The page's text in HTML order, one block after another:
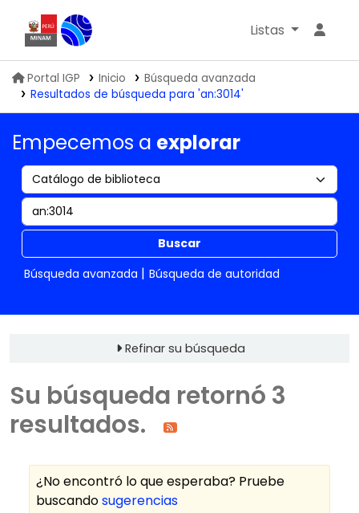
Biblioteca IGP
Listas
Portal IGP Inicio
Búsqueda avanzada
Resultados de búsqueda para 'an:3014'
Empecemos a explorar
Buscar
Búsqueda avanzada
Búsqueda de autoridad
Refinar su búsqueda
Su búsqueda retornó 3
resultados.
¿No encontró lo que esperaba? Pruebe
buscandosugerencias